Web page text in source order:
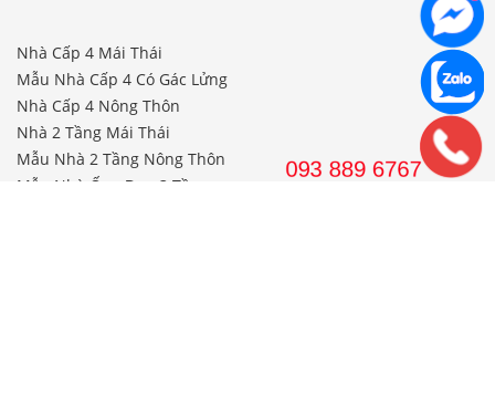
Nhà Cấp 4 Mái Thái
Mẫu Nhà Cấp 4 Có Gác Lửng
Nhà Cấp 4 Nông Thôn
Nhà 2 Tầng Mái Thái
Mẫu Nhà 2 Tầng Nông Thôn
Mẫu Nhà Ống Đẹp 3 Tầng